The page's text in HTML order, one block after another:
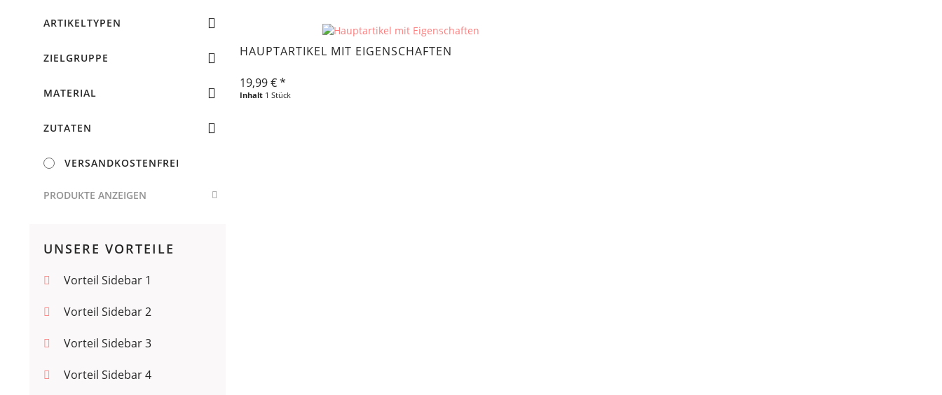
Tomillo
L
XL
ARTIKELTYPEN
Grundpreis
Mit ähnliche Artikel
Versandkostenfrei
ZIELGRUPPE
Frau
MATERIAL
Baumwolle
Polyester
ZUTATEN
Fisch
VERSANDKOSTENFREI
PRODUKTE ANZEIGEN
UNSERE VORTEILE
Vorteil Sidebar 1
Vorteil Sidebar 2
Vorteil Sidebar 3
Vorteil Sidebar 4
HAUPTARTIKEL MIT EIGENSCHAFTEN
Inhalt 1 Stück
19,99 € *